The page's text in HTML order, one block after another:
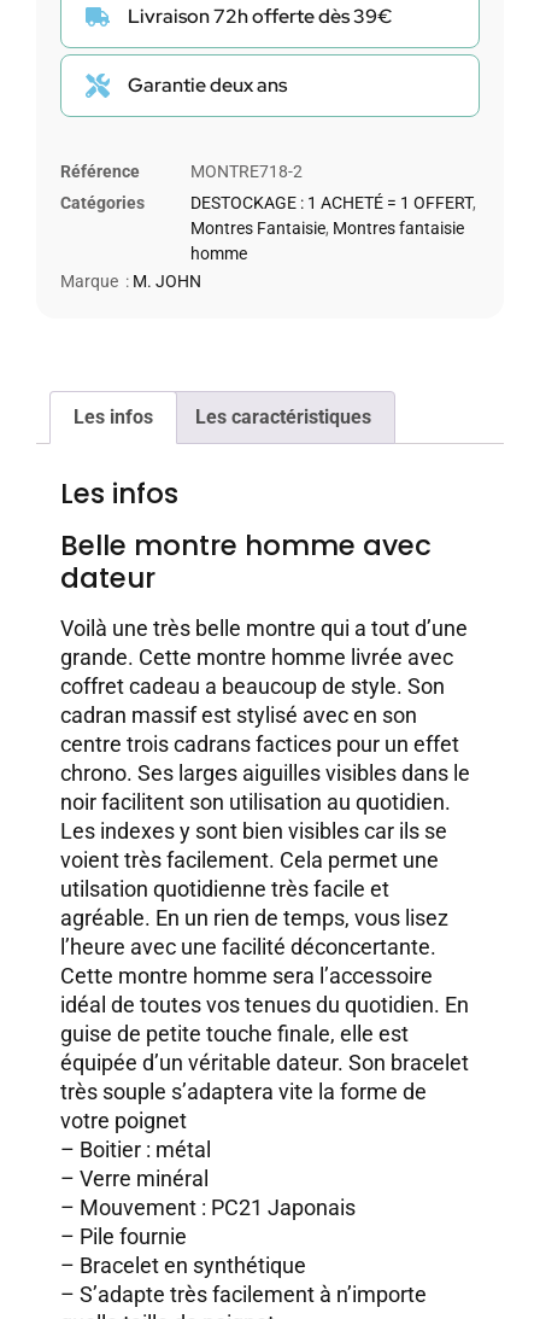
Livraison 72h offerte dès 39€
Garantie deux ans
Référence
MONTRE718-2
Catégories
DESTOCKAGE : 1 ACHETÉ = 1 OFFERT,
Montres Fantaisie, Montres fantaisie
homme
Marque : M. JOHN
Les infos Les caractéristiques
Les infos
Belle montre homme avec
dateur
Voilà une très belle montre qui a tout d’une
grande. Cette montre homme livrée avec
coffret cadeau a beaucoup de style. Son
cadran massif est stylisé avec en son
centre trois cadrans factices pour un effet
chrono. Ses larges aiguilles visibles dans le
noir facilitent son utilisation au quotidien.
Les indexes y sont bien visibles car ils se
voient très facilement. Cela permet une
utilsation quotidienne très facile et
agréable. En un rien de temps, vous lisez
l’heure avec une facilité déconcertante.
Cette montre homme sera l’accessoire
idéal de toutes vos tenues du quotidien. En
guise de petite touche finale, elle est
équipée d’un véritable dateur. Son bracelet
très souple s’adaptera vite la forme de
votre poignet
– Boitier : métal
– Verre minéral
– Mouvement : PC21 Japonais
– Pile fournie
– Bracelet en synthétique
– S’adapte très facilement à n’importe